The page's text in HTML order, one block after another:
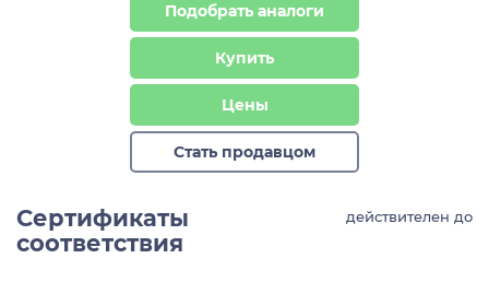
Подобрать аналоги
Купить
Цены
Стать продавцом
Сертификаты
соответствия
действителен до